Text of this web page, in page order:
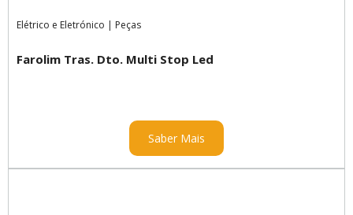
Elétrico e Eletrónico | Peças
Farolim Tras. Dto. Multi Stop Led
Saber Mais